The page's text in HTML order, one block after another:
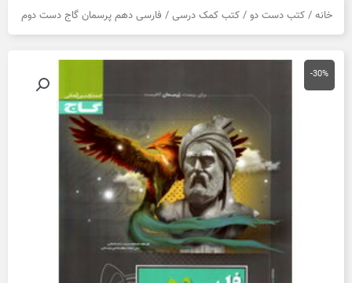
g
r
m
r
a
خانه / کتب دست دو / کتب کمک درسی / فارسی دهم پرسمان گاج دست دوم
-30%